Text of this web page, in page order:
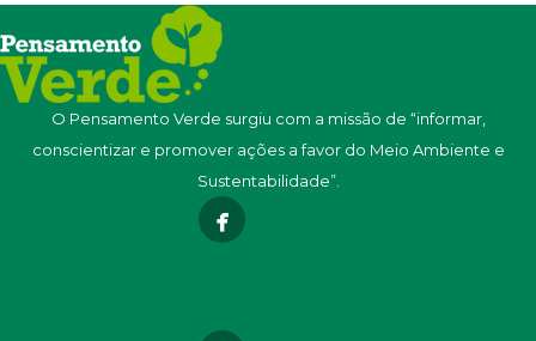
O Pensamento Verde surgiu com a missão de “informar,
conscientizar e promover ações a favor do Meio Ambiente e
Sustentabilidade”.